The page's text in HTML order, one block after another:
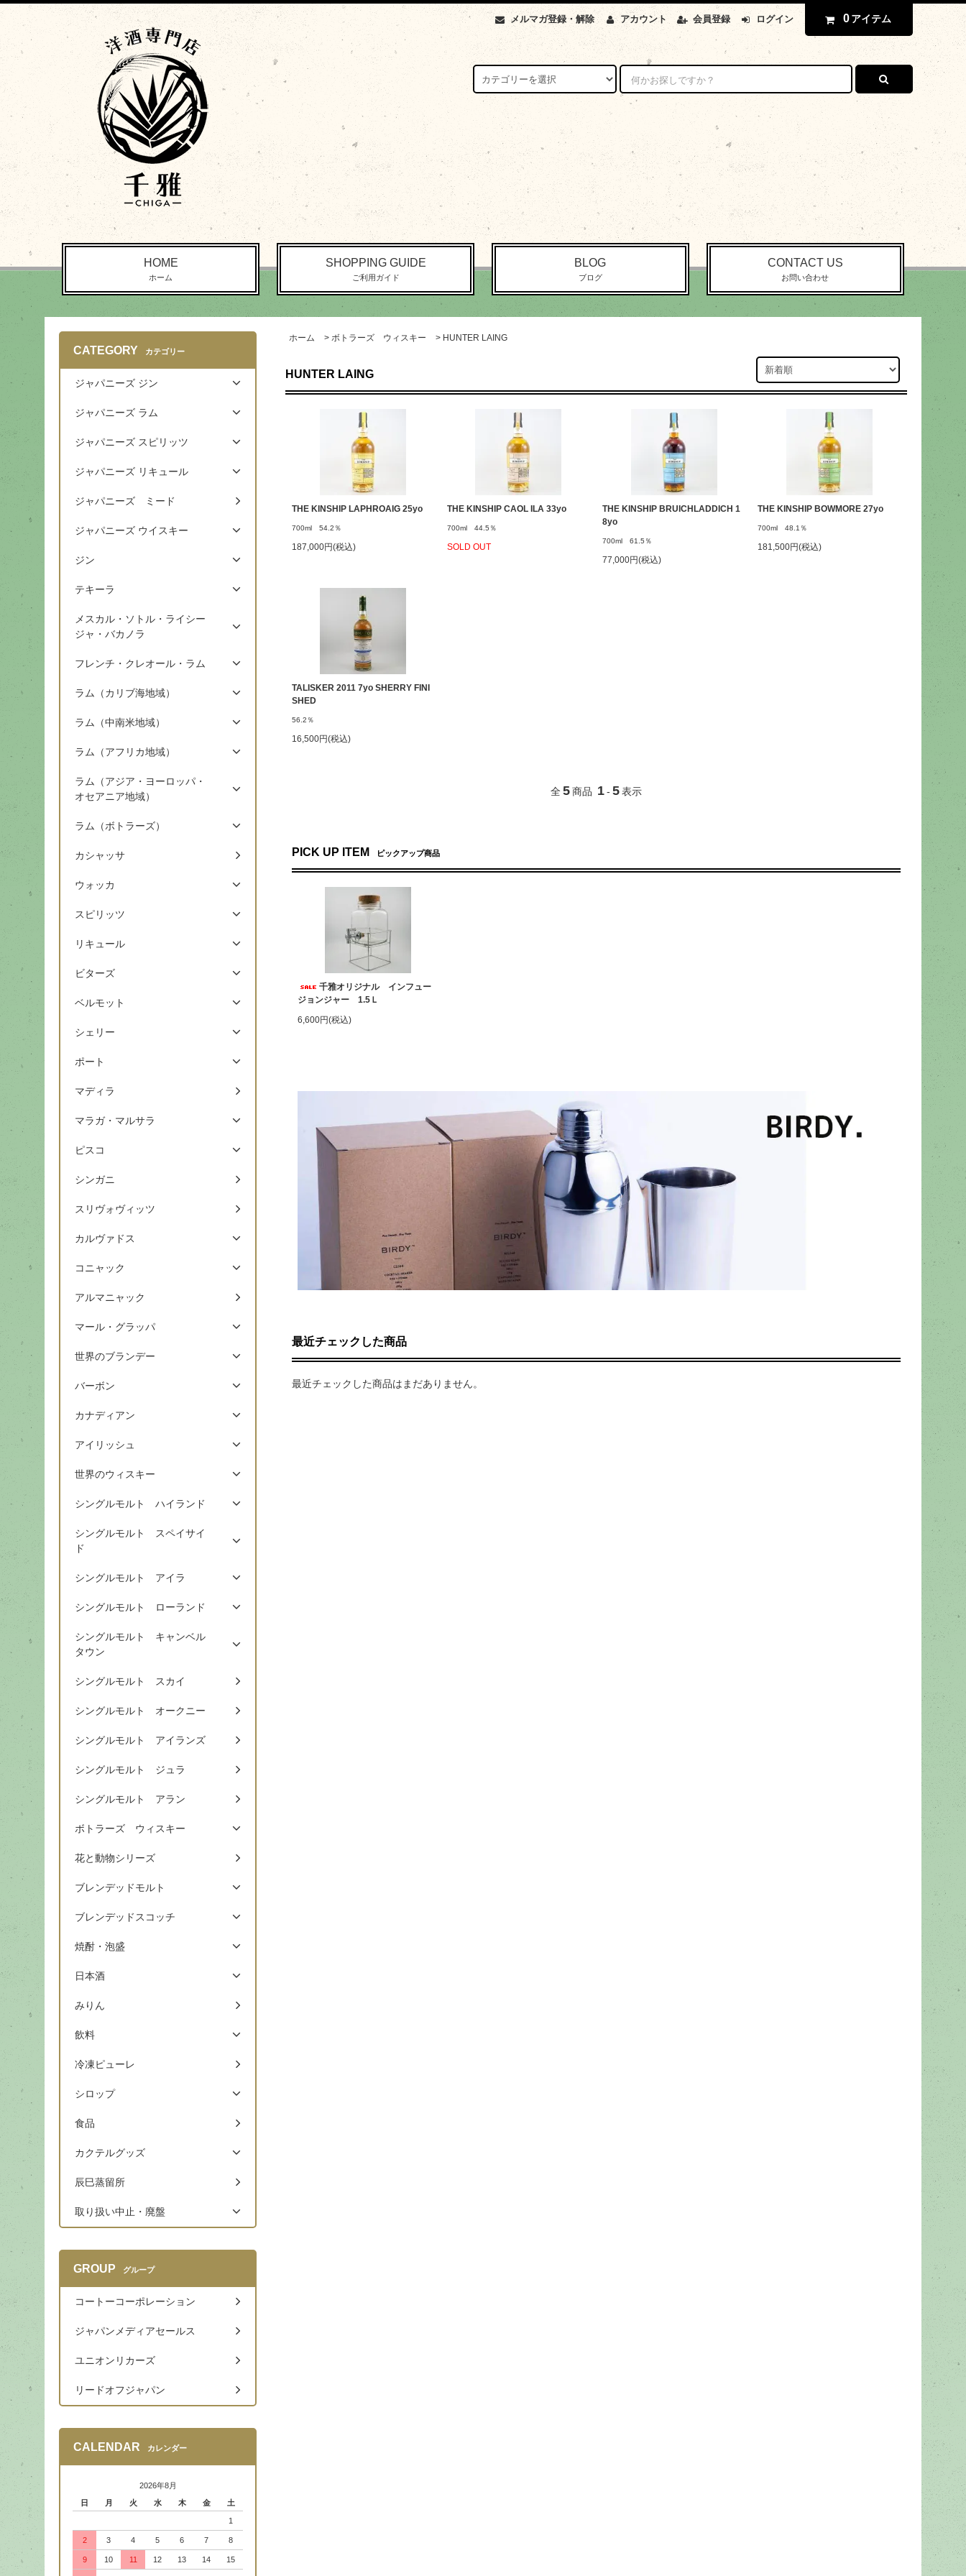
メルマガ登録・解除 アカウント 会員登録 ログイン 0 アイテム
HOME
ホーム
SHOPPING GUIDE
ご利用ガイド
BLOG
ブログ
CONTACT US
お問い合わせ
ホーム > ボトラーズ ウィスキー > HUNTER LAING
HUNTER LAING
THE KINSHIP LAPHROAIG 25yo
700ml 54.2％
187,000円(税込)
THE KINSHIP CAOL ILA 33yo
700ml 44.5％
SOLD OUT
THE KINSHIP BRUICHLADDICH 1
8yo
700ml 61.5％
77,000円(税込)
THE KINSHIP BOWMORE 27yo
700ml 48.1％
181,500円(税込)
TALISKER 2011 7yo SHERRY FINI
SHED
56.2％
16,500円(税込)
全5商品 1- 5表示
PICK UP ITEM ピックアップ商品
千雅オリジナル インフュー
ジョンジャー 1.5Ｌ
6,600円(税込)
最近チェックした商品
最近チェックした商品はまだありません。
CATEGORY カテゴリー
ジャパニーズ ジン
ジャパニーズ ラム
ジャパニーズ スピリッツ
ジャパニーズ リキュール
ジャパニーズ ミード
ジャパニーズ ウイスキー
ジン
テキーラ
メスカル・ソトル・ライシー
ジャ・バカノラ
フレンチ・クレオール・ラム
ラム（カリブ海地域）
ラム（中南米地域）
ラム（アフリカ地域）
ラム（アジア・ヨーロッパ・
オセアニア地域）
ラム（ボトラーズ）
カシャッサ
ウォッカ
スピリッツ
リキュール
ビターズ
ベルモット
シェリー
ポート
マディラ
マラガ・マルサラ
ピスコ
シンガニ
スリヴォヴィッツ
カルヴァドス
コニャック
アルマニャック
マール・グラッパ
世界のブランデー
バーボン
カナディアン
アイリッシュ
世界のウィスキー
シングルモルト ハイランド
シングルモルト スペイサイ
ド
シングルモルト アイラ
シングルモルト ローランド
シングルモルト キャンベル
タウン
シングルモルト スカイ
シングルモルト オークニー
シングルモルト アイランズ
シングルモルト ジュラ
シングルモルト アラン
ボトラーズ ウィスキー
花と動物シリーズ
ブレンデッドモルト
ブレンデッドスコッチ
焼酎・泡盛
日本酒
みりん
飲料
冷凍ピューレ
シロップ
食品
カクテルグッズ
辰巳蒸留所
取り扱い中止・廃盤
GROUP グループ
コートーコーポレーション
ジャパンメディアセールス
ユニオンリカーズ
リードオフジャパン
CALENDAR カレンダー
2026年8月
日
月 火 水 木 金 土
1
2 3 4 5 6 7 8
9 10 11 12 13 14 15